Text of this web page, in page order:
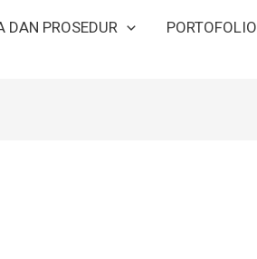
DAN PROSEDUR PORTOFOLIO